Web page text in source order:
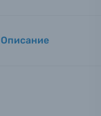
Описание